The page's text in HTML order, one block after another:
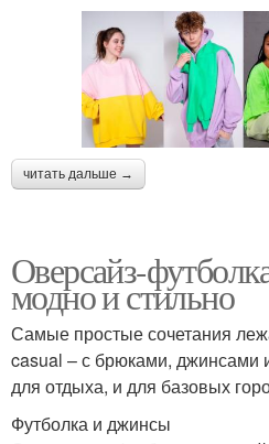
читать дальше →
Оверсайз-
модно и стильно
Самые простые сочетания
casual – с брюками,
для отдыха, и для базовых
Футболка и джинсы